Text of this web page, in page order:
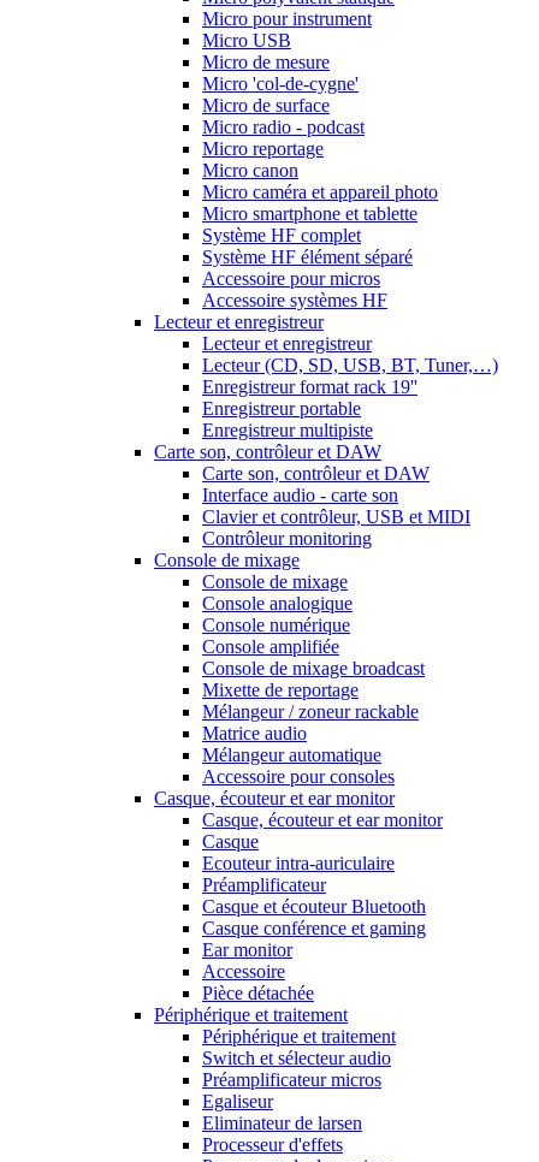
Micro pour instrument
Micro USB
Micro de mesure
Micro 'col-de-cygne'
Micro de surface
Micro radio - podcast
Micro reportage
Micro canon
Micro caméra et appareil photo
Micro smartphone et tablette
Système HF complet
Système HF élément séparé
Accessoire pour micros
Accessoire systèmes HF
Lecteur et enregistreur
Lecteur et enregistreur
Lecteur (CD, SD, USB, BT, Tuner,…)
Enregistreur format rack 19''
Enregistreur portable
Enregistreur multipiste
Carte son, contrôleur et DAW
Carte son, contrôleur et DAW
Interface audio - carte son
Clavier et contrôleur, USB et MIDI
Contrôleur monitoring
Console de mixage
Console de mixage
Console analogique
Console numérique
Console amplifiée
Console de mixage broadcast
Mixette de reportage
Mélangeur / zoneur rackable
Matrice audio
Mélangeur automatique
Accessoire pour consoles
Casque, écouteur et ear monitor
Casque, écouteur et ear monitor
Casque
Ecouteur intra-auriculaire
Préamplificateur
Casque et écouteur Bluetooth
Casque conférence et gaming
Ear monitor
Accessoire
Pièce détachée
Périphérique et traitement
Périphérique et traitement
Switch et sélecteur audio
Préamplificateur micros
Egaliseur
Eliminateur de larsen
Processeur d'effets